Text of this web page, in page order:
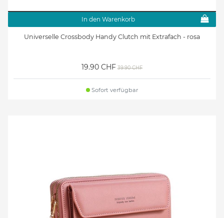
In den Warenkorb
Universelle Crossbody Handy Clutch mit Extrafach - rosa
19.90 CHF 39.90 CHF
Sofort verfügbar